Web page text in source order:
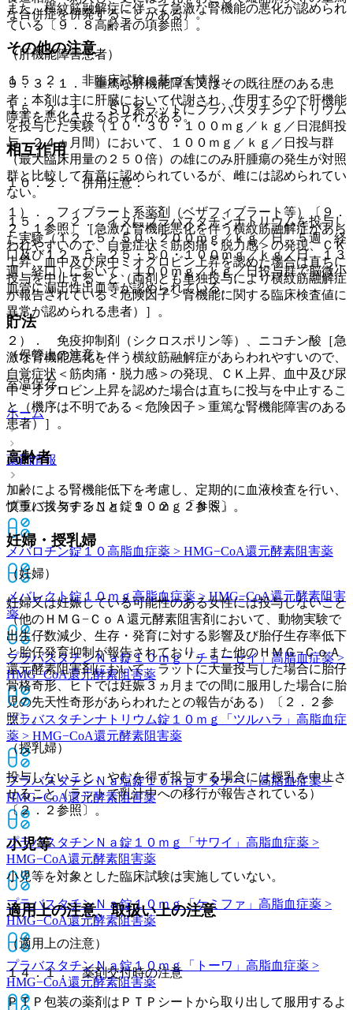
な合併症を併発することがある）。
その他の注意
１５．２． 非臨床試験に基づく情報
１５．２．１． ＳＤ系ラットにプラバスタチンナトリウム
を投与した実験（１０・３０・１００ｍｇ／ｋｇ／日混餌投
与 ２４ヵ月間）において、１００ｍｇ／ｋｇ／日投与群
（最大臨床用量の２５０倍）の雄にのみ肝腫瘍の発生が対照
群と比較して有意に認められているが、雌には認められてい
ない。
１５．２．２． イヌにプラバスタチンナトリウムを投与し
た実験（１２．５・５０・２００ｍｇ／ｋｇ／日 ５週 経
口及び１２．５・２５・５０・１００ｍｇ／ｋｇ／日 １３
週 経口）において、１００ｍｇ／ｋｇ／日投与群で脳微小
血管に漏出性出血等が認められている。
貯法
（保管上の注意）
室温保存。
ホーム
薬剤情報
プラバスタチンＮａ錠１０ｍｇ「ＮＳ」
メバロチン錠１０高脂血症薬 > HMG−CoA還元酵素阻害薬
メバレクト錠１０ｍｇ 高脂血症薬 > HMG−CoA還元酵素阻害
薬
プラバスタチンＮａ錠１０ｍｇ「チョーセイ」 高脂血症薬 >
HMG−CoA還元酵素阻害薬
プラバスタチンナトリウム錠１０ｍｇ「ツルハラ」 高脂血症
薬 > HMG−CoA還元酵素阻害薬
プラバスタチンＮａ塩錠１０ｍｇ「タナベ」高脂血症薬 >
HMG−CoA還元酵素阻害薬
プラバスタチンＮａ錠１０ｍｇ「サワイ」 高脂血症薬 >
HMG−CoA還元酵素阻害薬
プラバスタチンＮａ錠１０ｍｇ「ケミファ」 高脂血症薬 >
HMG−CoA還元酵素阻害薬
プラバスタチンＮａ錠１０ｍｇ「トーワ」 高脂血症薬 >
HMG−CoA還元酵素阻害薬
また、横紋筋融解症に伴って急激な腎機能の悪化が認められ
ている〔９．８高齢者の項参照〕。
（肝機能障害患者）
９．３．１． 重篤な肝機能障害又はその既往歴のある患
者：本剤は主に肝臓において代謝され、作用するので肝機能
障害を悪化させるおそれがある。
相互作用
１０．２． 併用注意：
１）． フィブラート系薬剤（ベザフィブラート等）〔９．
２．１参照〕［急激な腎機能悪化を伴う横紋筋融解症があら
われやすいので、自覚症状＜筋肉痛・脱力感＞の発現、ＣＫ
上昇、血中及び尿中ミオグロビン上昇を認めた場合は直ちに
投与を中止すること（両剤とも単独投与により横紋筋融解症
が報告されている＜危険因子＞腎機能に関する臨床検査値に
異常が認められる患者）］。
２）． 免疫抑制剤（シクロスポリン等）、ニコチン酸［急
激な腎機能悪化を伴う横紋筋融解症があらわれやすいので、
自覚症状＜筋肉痛・脱力感＞の発現、ＣＫ上昇、血中及び尿
中ミオグロビン上昇を認めた場合は直ちに投与を中止するこ
と（機序は不明である＜危険因子＞重篤な腎機能障害のある
患者）］。
高齢者
加齢による腎機能低下を考慮し、定期的に血液検査を行い、
慎重に投与すること〔９．２．２参照〕。
妊婦・授乳婦
（妊婦）
妊婦又は妊娠している可能性のある女性には投与しないこと
（他のＨＭＧ−ＣｏＡ還元酵素阻害剤において、動物実験で
出生仔数減少、生存・発育に対する影響及び胎仔生存率低下
と胎仔発育抑制が報告されており、また他のＨＭＧ−ＣｏＡ
還元酵素阻害剤において、ラットに大量投与した場合に胎仔
骨格奇形、ヒトでは妊娠３ヵ月までの間に服用した場合に胎
児の先天性奇形があらわれたとの報告がある）〔２．２参
照〕。
（授乳婦）
投与しないこと、やむを得ず投与する場合には授乳を中止さ
せること（ラットで乳汁中への移行が報告されている）
〔２．２参照〕。
小児等
小児等を対象とした臨床試験は実施していない。
適用上の注意、取扱い上の注意
（適用上の注意）
１４．１． 薬剤交付時の注意
ＰＴＰ包装の薬剤はＰＴＰシートから取り出して服用するよ